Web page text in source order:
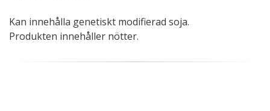
Kan innehålla genetiskt modifierad soja.
Produkten innehåller nötter.